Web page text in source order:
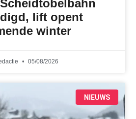
lift opent
winter
05/08/2026
NIEUWS